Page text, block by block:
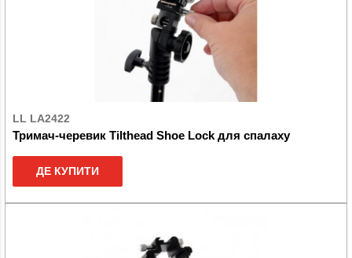
LL LA2422
Тримач-черевик Tilthead Shoe Lock для спалаху
ДЕ КУПИТИ